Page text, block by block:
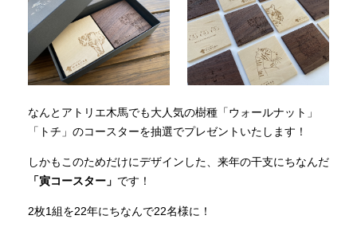
なんとアトリエ木馬でも大人気の樹種「ウォールナット」
「トチ」のコースターを抽選でプレゼントいたします！
しかもこのためだけにデザインした、来年の干支にちなんだ
「寅コースター」 です！
2枚1組を22年にちなんで22名様に！